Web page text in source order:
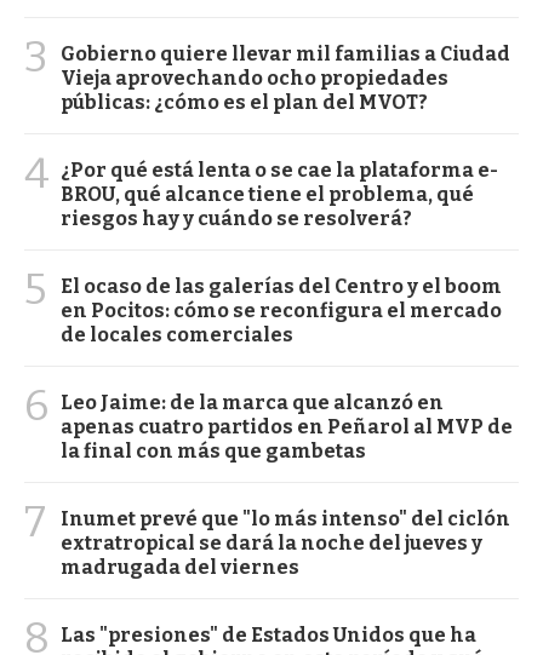
3
Gobierno quiere llevar mil familias a Ciudad
Vieja aprovechando ocho propiedades
públicas: ¿cómo es el plan del MVOT?
4 ¿Por qué está lenta o se cae la plataforma e-
BROU, qué alcance tiene el problema, qué
riesgos hay y cuándo se resolverá?
5
El ocaso de las galerías del Centro y el boom
en Pocitos: cómo se reconfigura el mercado
de locales comerciales
6
Leo Jaime: de la marca que alcanzó en
apenas cuatro partidos en Peñarol al MVP de
la final con más que gambetas
7
Inumet prevé que "lo más intenso" del ciclón
extratropical se dará la noche del jueves y
madrugada del viernes
8
Las "presiones" de Estados Unidos que ha